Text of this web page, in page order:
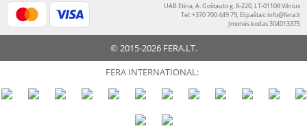
UAB Etina, A. Goštauto g. 8-220, LT-01108 Vilnius
Tel: +370 700 449 79, El.paštas:info@fera.lt
Įmonės kodas 304013375
© 2015-2026 FERA.LT.
FERA INTERNATIONAL: